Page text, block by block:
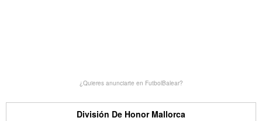
¿Quieres anunciarte en FutbolBalear?
División De Honor Mallorca